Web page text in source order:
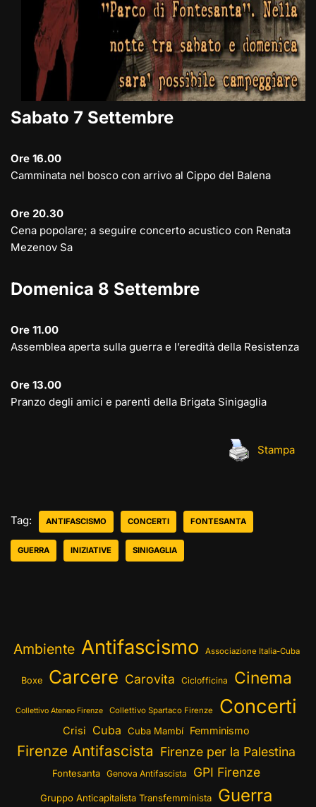
Sabato 7 Settembre
Ore 16.00
Camminata nel bosco con arrivo al Cippo del Balena
Ore 20.30
Cena popolare; a seguire concerto acustico con Renata
Mezenov Sa
Domenica 8 Settembre
Ore 11.00
Assemblea aperta sulla guerra e l’eredità della Resistenza
Ore 13.00
Pranzo degli amici e parenti della Brigata Sinigaglia
Stampa
Tag: ANTIFASCISMO CONCERTI FONTESANTA
GUERRA INIZIATIVE SINIGAGLIA
Ambiente Antifascismo Associazione Italia-Cuba
Boxe Carcere Carovita Ciclofficina Cinema
Collettivo Ateneo Firenze Collettivo Spartaco Firenze Concerti
Crisi Cuba Cuba Mambí Femminismo
Firenze Antifascista Firenze per la Palestina
Fontesanta Genova Antifascista GPI Firenze
Gruppo Anticapitalista Transfemminista Guerra